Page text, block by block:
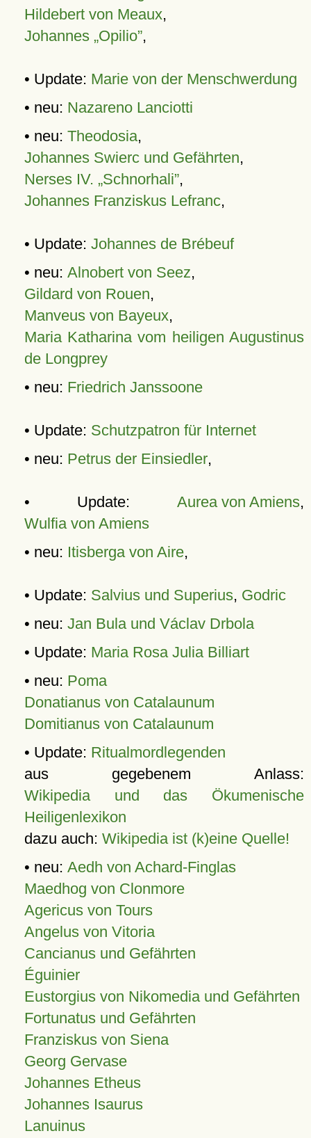
Hildebert von Meaux,
Johannes „Opilio”,
• Update: Marie von der Menschwerdung
• neu: Nazareno Lanciotti
• neu: Theodosia,
Johannes Swierc und Gefährten,
Nerses IV. „Schnorhali”,
Johannes Franziskus Lefranc,
• Update: Johannes de Brébeuf
• neu: Alnobert von Seez,
Gildard von Rouen,
Manveus von Bayeux,
Maria Katharina vom heiligen Augustinus
de Longprey
• neu: Friedrich Janssoone
• Update: Schutzpatron für Internet
• neu: Petrus der Einsiedler,
• Update: Aurea von Amiens,
Wulfia von Amiens
• neu: Itisberga von Aire,
• Update: Salvius und Superius, Godric
• neu: Jan Bula und Václav Drbola
• Update: Maria Rosa Julia Billiart
• neu: Poma
Donatianus von Catalaunum
Domitianus von Catalaunum
• Update: Ritualmordlegenden
aus gegebenem Anlass:
Wikipedia und das Ökumenische
Heiligenlexikon
dazu auch: Wikipedia ist (k)eine Quelle!
• neu: Aedh von Achard-Finglas
Maedhog von Clonmore
Agericus von Tours
Angelus von Vitoria
Cancianus und Gefährten
Éguinier
Eustorgius von Nikomedia und Gefährten
Fortunatus und Gefährten
Franziskus von Siena
Georg Gervase
Johannes Etheus
Johannes Isaurus
Lanuinus